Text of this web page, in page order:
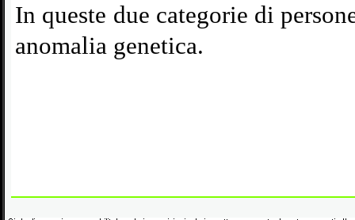
In queste due categorie di
anomalia genetica.